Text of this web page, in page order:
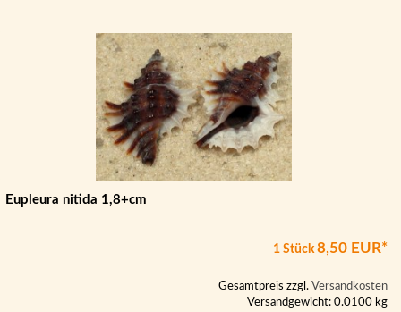
Eupleura nitida 1,8+cm
1 Stück8,50 EUR*
Gesamtpreis zzgl. Versandkosten
Versandgewicht: 0.0100 kg